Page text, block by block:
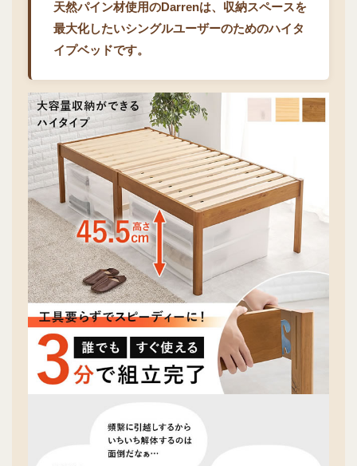
天然パイン材使用のDarrenは、収納スペースを
最大化したいシングルユーザーのためのハイタ
イプベッドです。